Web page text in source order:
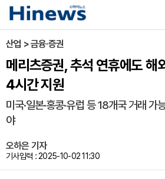
산업 > 금융·증권
메리츠증권, 추석 연휴에도 해
4시간 지원
미국·일본·홍콩·유럽 등 18개국 거래
야
오하은 기자
기사입력 : 2025-10-02 11:30